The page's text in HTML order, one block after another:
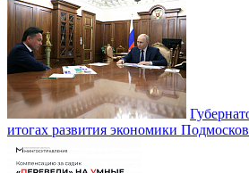
итогах развития экономики